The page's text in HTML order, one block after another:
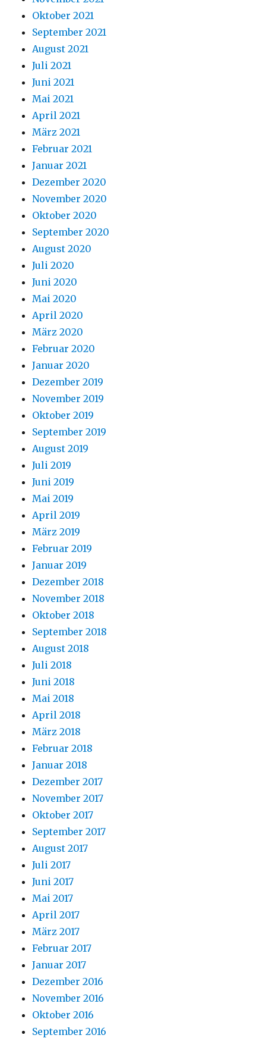
Oktober 2021
September 2021
August 2021
Juli 2021
Juni 2021
Mai 2021
April 2021
März 2021
Februar 2021
Januar 2021
Dezember 2020
November 2020
Oktober 2020
September 2020
August 2020
Juli 2020
Juni 2020
Mai 2020
April 2020
März 2020
Februar 2020
Januar 2020
Dezember 2019
November 2019
Oktober 2019
September 2019
August 2019
Juli 2019
Juni 2019
Mai 2019
April 2019
März 2019
Februar 2019
Januar 2019
Dezember 2018
November 2018
Oktober 2018
September 2018
August 2018
Juli 2018
Juni 2018
Mai 2018
April 2018
März 2018
Februar 2018
Januar 2018
Dezember 2017
November 2017
Oktober 2017
September 2017
August 2017
Juli 2017
Juni 2017
Mai 2017
April 2017
März 2017
Februar 2017
Januar 2017
Dezember 2016
November 2016
Oktober 2016
September 2016